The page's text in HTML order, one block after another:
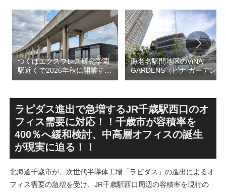
つくばエクスプレス研究学園
駅近くで2026年秋に開業する
高架下商業施設「寿横
跡地の開発計画や商業ビル建
設進行などにより駅前商業地
が形成へ！！
海老名駅間地区のViNA
GARDENS（ビナ ガーデン
ズ）で建設中の「（仮称）フ
テル温浴棟」2026年夏時点建
設状況！！天然温泉のほか子
育て・ペット関連の複合施設
の建設が進む！！
ラピダス進出で急増するJR千歳駅西口のオ
フィス需要に対応！！千歳市が容積率を
400％へ緩和検討、中高層オフィスの誕生
が現実に迫る！！
北海道千歳市が、次世代半導体工場「ラピダス」の進出によるオ
フィス需要の急増を受け、JR千歳駅西口周辺の容積率を現行の